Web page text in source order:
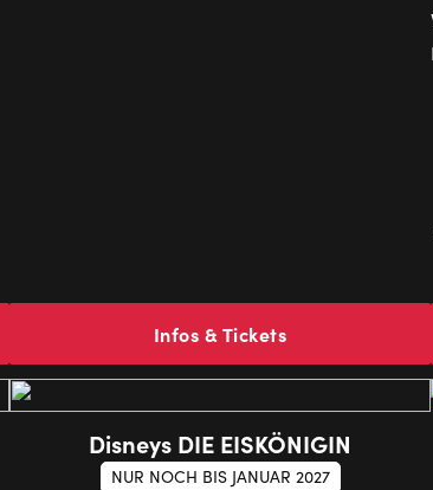
Infos & Tickets
Disneys DIE EISKÖNIGIN
NUR NOCH BIS JANUAR 2027